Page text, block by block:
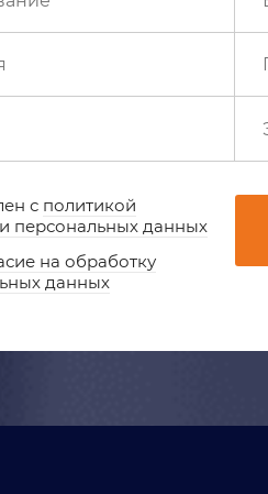
с политикой
персональных данных
на обработку
данных